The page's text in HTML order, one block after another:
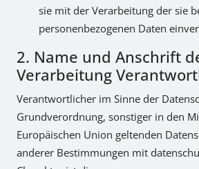
sie mit der Verarbeitung der sie
personenbezogenen Daten
2. Name und Anschrift
Verarbeitung
Verantwortlicher im Sinne der
Grundverordnung, sonstiger in den
Europäischen Union geltenden
anderer Bestimmungen mit